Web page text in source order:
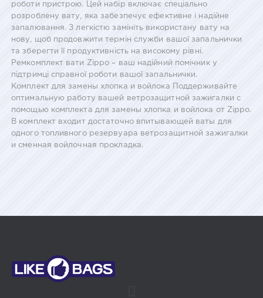
роботи пристрою. Цей набір включає спеціально
розроблену вату, яка забезпечує ефективне і надійне
запалювання. З легкістю замініть використану вату на
нову, щоб продовжити термін служби вашої запальнички
та зберегти її продуктивність на високому рівні.
Ремкомплект вати Zippo – ваш надійний помічник у
підтримці справної роботи вашої запальнички.
Комплект для замены хлопка и войлока Поддерживайте
оптимальную работу вашей ветрозащитной зажигалки с
помощью комплекта для замены хлопка и войлока от Zippo.
В комплект входит достаточно впитывающей ваты для
одного топливного резервуара ветрозащитной зажигалки
и сменная войлочная прокладка.